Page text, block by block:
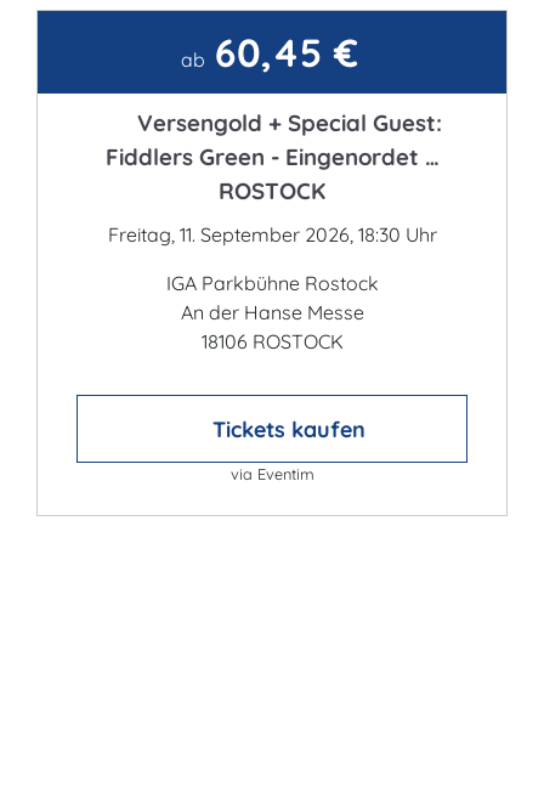
Kontaktab 60,45 €
Versengold + Special Guest:
Fiddlers Green - Eingenordet …
ROSTOCK
Freitag, 11. September 2026, 18:30 Uhr
IGA Parkbühne Rostock
An der Hanse Messe
18106 ROSTOCK
Tickets kaufen
via Eventim